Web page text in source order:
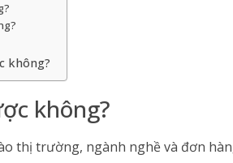
không?
không?
thị trường, ngành nghề và đơn